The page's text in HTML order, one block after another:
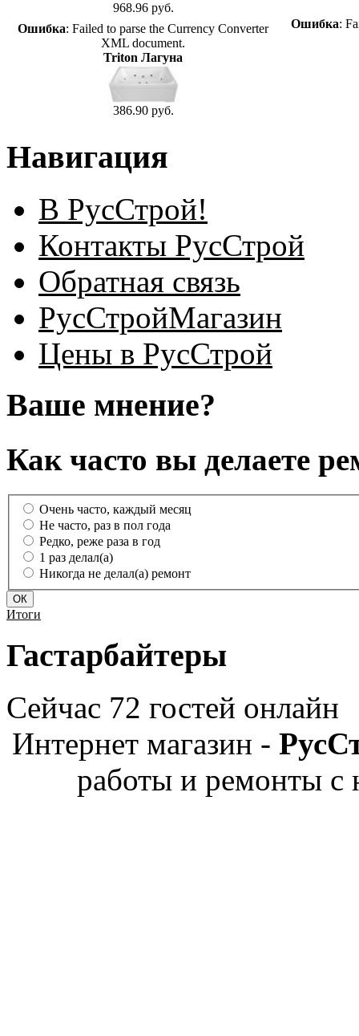
968.96 руб.
Ошибка: Failed to parse the Currency Converter
XML document.
Triton Лагуна
386.90 руб.
Ошибка:
Навигация
В РусСтрой!
Контакты РусСтрой
Обратная связь
РусСтройМагазин
Цены в РусСтрой
Ваше мнение?
Как часто вы делаете
Очень часто, каждый месяц
Не часто, раз в пол года
Редко, реже раза в год
1 раз делал(а)
Никогда не делал(а) ремонт
Итоги
Гастарбайтеры
Сейчас 72 гостей онлайн
Интернет магазин -
работы и ремонты с